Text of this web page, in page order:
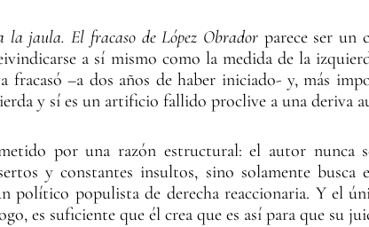
la jaula. El fracaso de López Obrador parece ser un
a sí mismo como la medida de la
–a dos años de haber iniciado- y, más
y sí es un artificio fallido proclive a una deriva
por una razón estructural: el autor nunca
y constantes insultos, sino solamente busca
político populista de derecha reaccionaria. Y el
es suficiente que él crea que es así para que su